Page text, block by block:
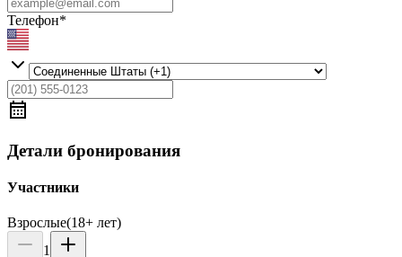
Телефон*
Детали бронирования
Участники
Взрослые(18+ лет)
1